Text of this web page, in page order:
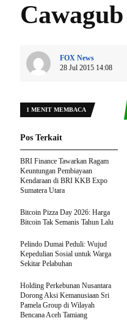
FOX News
28 Jul 2015 14:08
1 MENIT MEMBACA
Pos Terkait
BRI Finance Tawarkan Ragam
Keuntungan Pembiayaan
Kendaraan di BRI KKB Expo
Sumatera Utara
Bitcoin Pizza Day 2026: Harga
Bitcoin Tak Semanis Tahun Lalu
Pelindo Dumai Peduli: Wujud
Kepedulian Sosial untuk Warga
Sekitar Pelabuhan
Holding Perkebunan Nusantara
Dorong Aksi Kemanusiaan Sri
Pamela Group di Wilayah
Bencana Aceh Tamiang